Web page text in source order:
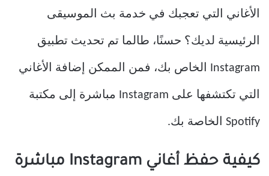
الأغاني التي تعجبك في خدمة بث الموسيقى
الرئيسية لديك؟ حسنًا، طالما تم تحديث تطبيق
Instagram الخاص بك، فمن الممكن إضافة الأغاني
التي تكتشفها على Instagram مباشرة إلى مكتبة
Spotify الخاصة بك.
كيفية حفظ أغاني Instagram مباشرة